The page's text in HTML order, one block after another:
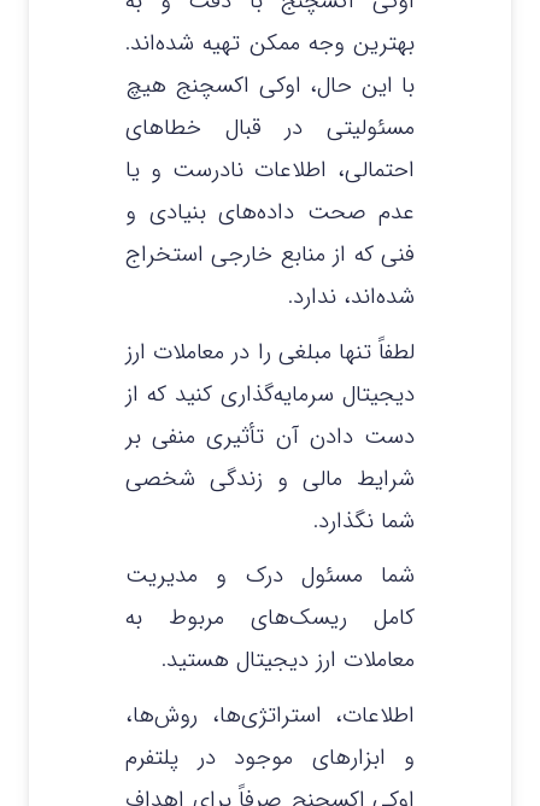
بهترین وجه ممکن تهیه شده‌اند.
با این حال، اوکی اکسچنج هیچ
مسئولیتی در قبال خطاهای
احتمالی، اطلاعات نادرست و یا
عدم صحت داده‌های بنیادی و
فنی که از منابع خارجی استخراج
شده‌اند، ندارد.
لطفاً تنها مبلغی را در معاملات ارز
دیجیتال سرمایه‌گذاری کنید که از
دست دادن آن تأثیری منفی بر
شرایط مالی و زندگی شخصی
شما نگذارد.
شما مسئول درک و مدیریت
کامل ریسک‌های مربوط به
معاملات ارز دیجیتال هستید.
اطلاعات، استراتژی‌ها، روش‌ها،
و ابزارهای موجود در پلتفرم